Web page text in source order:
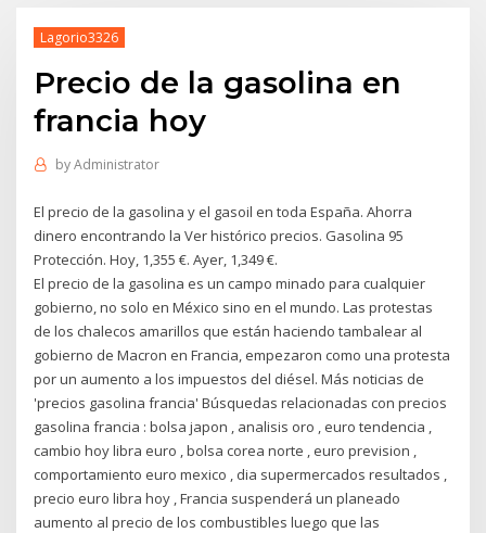
Lagorio3326
Precio de la gasolina en
francia hoy
byAdministrator
El precio de la gasolina y el gasoil en toda España. Ahorra
dinero encontrando la Ver histórico precios. Gasolina 95
Protección. Hoy, 1,355 €. Ayer, 1,349 €.
El precio de la gasolina es un campo minado para cualquier
gobierno, no solo en México sino en el mundo. Las protestas
de los chalecos amarillos que están haciendo tambalear al
gobierno de Macron en Francia, empezaron como una protesta
por un aumento a los impuestos del diésel. Más noticias de
'precios gasolina francia' Búsquedas relacionadas con precios
gasolina francia : bolsa japon , analisis oro , euro tendencia ,
cambio hoy libra euro , bolsa corea norte , euro prevision ,
comportamiento euro mexico , dia supermercados resultados ,
precio euro libra hoy , Francia suspenderá un planeado
aumento al precio de los combustibles luego que las